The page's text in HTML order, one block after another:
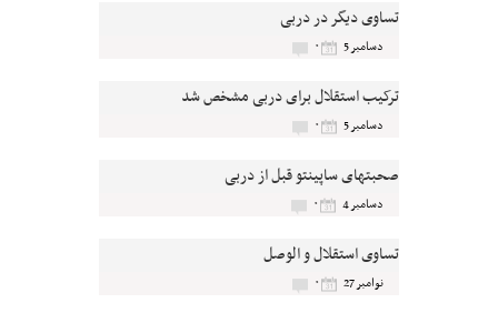
تساوی دیگر در دربی
دسامبر 5 ۰
ترکیب استقلال برای دربی مشخص شد
دسامبر 5 ۰
صحبتهای ساپینتو قبل از دربی
دسامبر 4 ۰
تساوی استقلال و الوصل
نوامبر 27 ۰